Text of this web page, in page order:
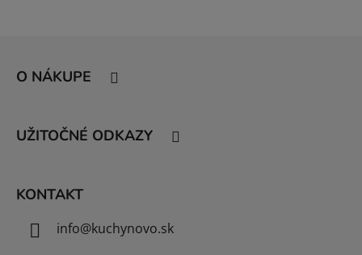
O NÁKUPE
UŽITOČNÉ ODKAZY
KONTAKT
info@kuchynovo.sk